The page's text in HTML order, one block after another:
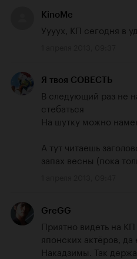
KinoMe
Уууух, КП сегодня в
Я твоя СОВЕСТЬ
В следующий раз не
стебаться
На шутку можно
А тут читаешь
запах весны (пока
GreGG
Приятно видеть на
японских актёров,
Накадзимы. Так